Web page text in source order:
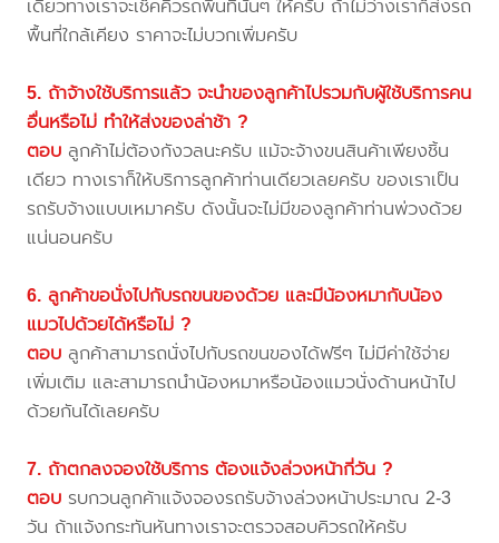
เดี๋ยวทางเราจะเช็คคิวรถพื้นที่นั้นๆ ให้ครับ ถ้าไม่ว่างเราก็ส่งรถ
พื้นที่ใกล้เคียง ราคาจะไม่บวกเพิ่มครับ
5. ถ้าจ้างใช้บริการแล้ว จะนำของลูกค้าไปรวมกับผู้ใช้บริการคน
อื่นหรือไม่ ทำให้ส่งของล่าช้า ?
ตอบ ลูกค้าไม่ต้องกังวลนะครับ แม้จะจ้างขนสินค้าเพียงชิ้น
เดียว ทางเราก็ให้บริการลูกค้าท่านเดียวเลยครับ ของเราเป็น
รถรับจ้างแบบเหมาครับ ดังนั้นจะไม่มีของลูกค้าท่านพ่วงด้วย
แน่นอนครับ
6. ลูกค้าขอนั่งไปกับรถขนของด้วย และมีน้องหมากับน้อง
แมวไปด้วยได้หรือไม่ ?
ตอบ ลูกค้าสามารถนั่งไปกับรถขนของได้ฟรีๆ ไม่มีค่าใช้จ่าย
เพิ่มเติม และสามารถนำน้องหมาหรือน้องแมวนั่งด้านหน้าไป
ด้วยกันได้เลยครับ
7. ถ้าตกลงจองใช้บริการ ต้องแจ้งล่วงหน้ากี่วัน ?
ตอบ รบกวนลูกค้าแจ้งจองรถรับจ้างล่วงหน้าประมาณ 2-3
วัน ถ้าแจ้งกระทันหันทางเราจะตรวจสอบคิวรถให้ครับ